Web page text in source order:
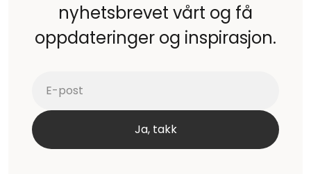
nyhetsbrevet vårt og få
oppdateringer og inspirasjon.